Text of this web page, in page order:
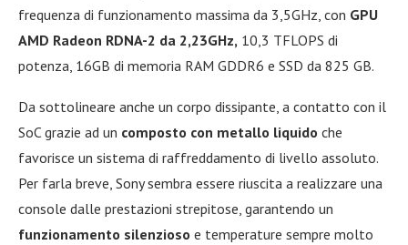
frequenza di funzionamento massima da 3,5GHz, con GPU
AMD Radeon RDNA-2 da 2,23GHz, 10,3 TFLOPS di
potenza, 16GB di memoria RAM GDDR6 e SSD da 825 GB.
Da sottolineare anche un corpo dissipante, a contatto con il
SoC grazie ad un composto con metallo liquido che
favorisce un sistema di raffreddamento di livello assoluto.
Per farla breve, Sony sembra essere riuscita a realizzare una
console dalle prestazioni strepitose, garantendo un
funzionamento silenzioso e temperature sempre molto